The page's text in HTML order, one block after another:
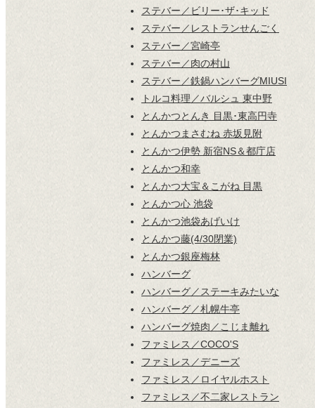
ステバー／ビリー･ザ･キッド
ステバー／レストランせんごく
ステバー／宮崎亭
ステバー／肉の村山
ステバー／鉄鍋ハンバーグMIUSI
トルコ料理／バルシュ 東中野
とんかつとんき 目黒･東高円寺
とんかつまさむね 赤坂見附
とんかつ伊勢 新宿NS＆都庁店
とんかつ和幸
とんかつ大宝＆こがね 目黒
とんかつ心 池袋
とんかつ池袋あげいけ
とんかつ藤(4/30閉業)
とんかつ銀座梅林
ハンバーグ
ハンバーグ／ステーキみたいな
ハンバーグ／札幌牛亭
ハンバーグ焼肉／こじま離れ
ファミレス／COCO'S
ファミレス／デニーズ
ファミレス／ロイヤルホスト
ファミレス／不二家レストラン